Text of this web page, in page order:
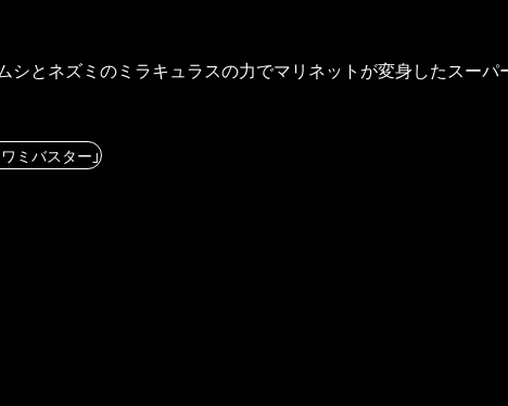
シとネズミのミラキュラスの力でマリネットが変身したスーパ
ミバスター」